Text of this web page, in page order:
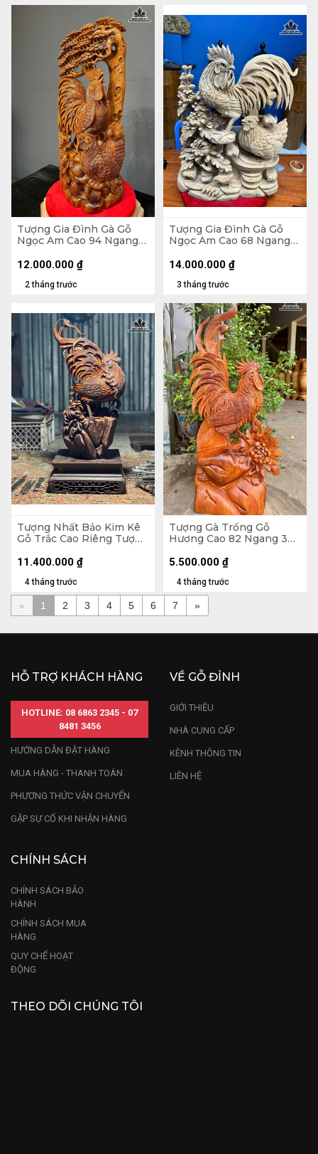
Tượng Gia Đình Gà Gỗ
Ngọc Am Cao 94 Ngang
2 tháng trước
12.000.000 ₫
Tượng Gia Đình Gà Gỗ
Ngọc Am Cao 68 Ngang
3 tháng trước
14.000.000 ₫
Tượng Nhất Bảo Kim Kê
Gỗ Trắc Cao Riêng Tượng
22x22x10 (cm)
4 tháng trước
11.400.000 ₫
Tượng Gà Trống Gỗ
Hương Cao 82 Ngang 36
4 tháng trước
5.500.000 ₫
« 1 2 3 4 5 6 7 »
HỖ TRỢ KHÁCH HÀNG
HOTLINE: 08 6863 2345 - 07
8481 3456
HƯỚNG DẪN ĐẶT HÀNG
MUA HÀNG - THANH TOÁN
PHƯƠNG THỨC VẬN CHUYỂN
GẶP SỰ CỐ KHI NHẬN HÀNG
VỀ GỖ ĐỈNH
GIỚI THIỆU
NHÀ CUNG CẤP
KÊNH THÔNG TIN
LIÊN HỆ
CHÍNH SÁCH
CHÍNH SÁCH BẢO
HÀNH
CHÍNH SÁCH MUA
HÀNG
QUY CHẾ HOẠT
ĐỘNG
THEO DÕI CHÚNG TÔI